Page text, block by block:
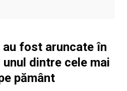
fost aruncate în
unul dintre cele mai
pământ